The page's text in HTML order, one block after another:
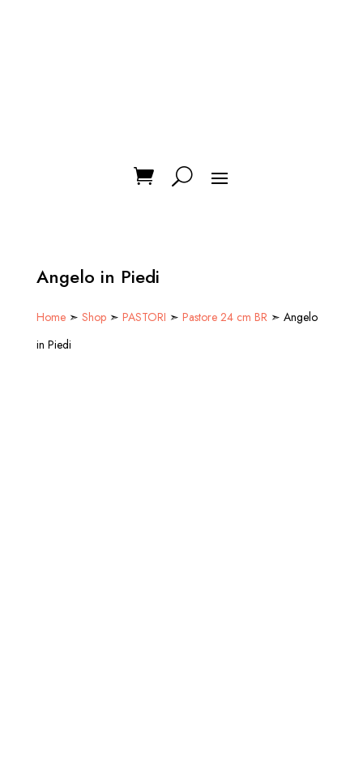
Angelo in Piedi
Home➣ Shop➣ PASTORI ➣ Pastore 24 cm BR➣ Angelo
in Piedi